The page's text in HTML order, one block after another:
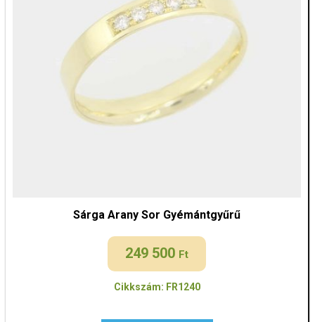
Sárga Arany Sor Gyémántgyűrű
249 500 Ft
Cikkszám: FR1240